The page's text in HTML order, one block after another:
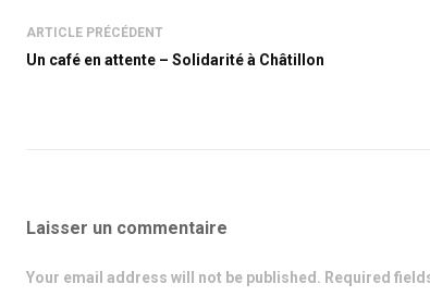
ARTICLE PRÉCÉDENT
Un café en attente – Solidarité à Châtillon
Laisser un commentaire
Your email address will not be published. Required